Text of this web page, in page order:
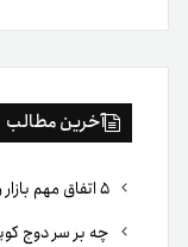
بوک
آخرین مطالب
چه بر سر دوج